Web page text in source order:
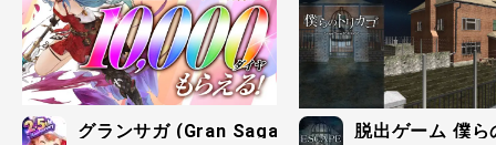
グランサガ (Gran Saga) 脱出ゲーム 僕ら